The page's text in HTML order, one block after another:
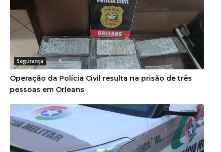
Segurança
Operação da Polícia Civil resulta na prisão de três
pessoas em Orleans